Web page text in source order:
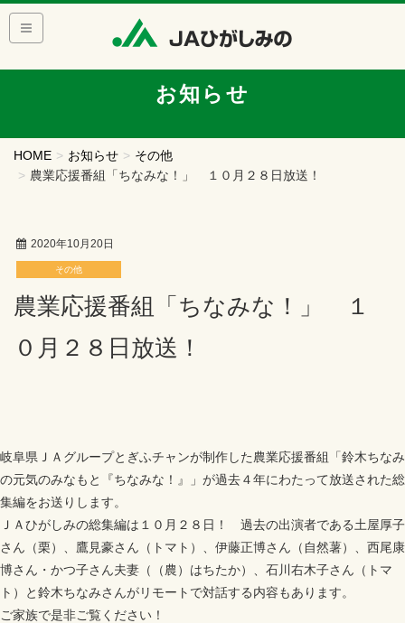
お知らせ
HOME お知らせ
その他
農業応援番組「ちなみな！」 １０月２８日放送！
2020年10月20日
その他
農業応援番組「ちなみな！」 １
０月２８日放送！
岐阜県ＪＡグループとぎふチャンが制作した農業応援番組「鈴木ちなみ
の元気のみなもと『ちなみな！』」が過去４年にわたって放送された総
集編をお送りします。
ＪＡひがしみの総集編は１０月２８日！ 過去の出演者である土屋厚子
さん（栗）、鷹見豪さん（トマト）、伊藤正博さん（自然薯）、西尾康
博さん・かつ子さん夫妻（（農）はちたか）、石川右木子さん（トマ
ト）と鈴木ちなみさんがリモートで対話する内容もあります。
ご家族で是非ご覧ください！